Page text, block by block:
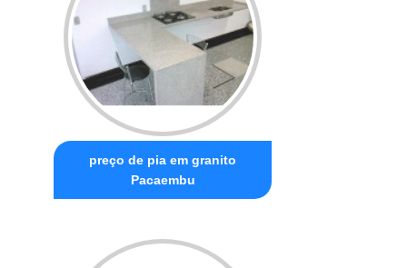
preço de pia em granito
Pacaembu